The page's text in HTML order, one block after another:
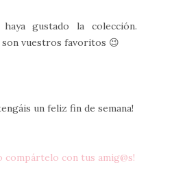
gustado la colección.
son vuestros favoritos 😉
un feliz fin de semana!
compártelo con tus amig@s!